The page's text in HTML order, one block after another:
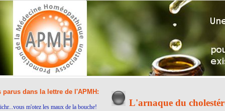
dans la lettre de l'APMH:
m'otez les maux de la bouche! L'arnaque du